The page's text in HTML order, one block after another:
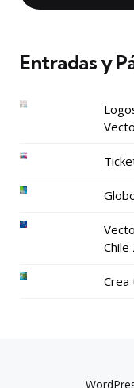
Entradas y
Chile
Crea